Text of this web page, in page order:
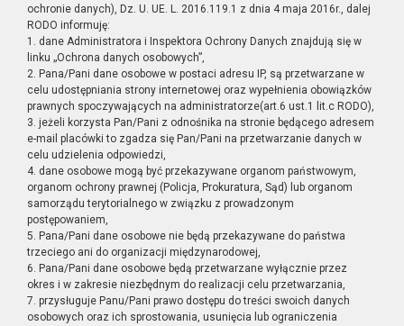
ochronie danych), Dz. U. UE. L. 2016.119.1 z dnia 4 maja 2016r., dalej
RODO informuję:
1. dane Administratora i Inspektora Ochrony Danych znajdują się w
linku „Ochrona danych osobowych”,
2. Pana/Pani dane osobowe w postaci adresu IP, są przetwarzane w
celu udostępniania strony internetowej oraz wypełnienia obowiązków
prawnych spoczywających na administratorze(art.6 ust.1 lit.c RODO),
3. jeżeli korzysta Pan/Pani z odnośnika na stronie będącego adresem
e-mail placówki to zgadza się Pan/Pani na przetwarzanie danych w
celu udzielenia odpowiedzi,
4. dane osobowe mogą być przekazywane organom państwowym,
organom ochrony prawnej (Policja, Prokuratura, Sąd) lub organom
samorządu terytorialnego w związku z prowadzonym
postępowaniem,
5. Pana/Pani dane osobowe nie będą przekazywane do państwa
trzeciego ani do organizacji międzynarodowej,
6. Pana/Pani dane osobowe będą przetwarzane wyłącznie przez
okres i w zakresie niezbędnym do realizacji celu przetwarzania,
7. przysługuje Panu/Pani prawo dostępu do treści swoich danych
osobowych oraz ich sprostowania, usunięcia lub ograniczenia